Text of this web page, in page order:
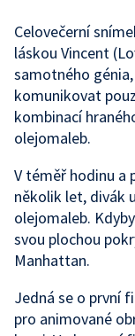
Celovečerní
láskou Vincent
samotného
komunikovat
kombinací
olejomaleb.
V téměř hodinu a
několik let, divák
olejomaleb.
svou plochou
Manhattan.
Jedná se o první
pro animované